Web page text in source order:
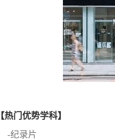
【热门优势学科】
-纪录片